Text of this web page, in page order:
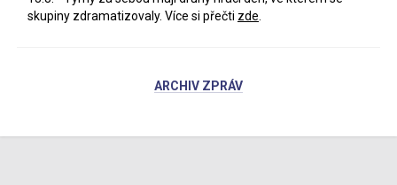
skupiny zdramatizovaly. Více si přečti zde
ARCHIV ZPRÁV